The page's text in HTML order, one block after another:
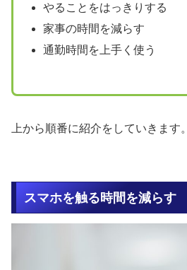
やることをはっきりする
家事の時間を減らす
通勤時間を上手く使う
上から順番に紹介をしていきます。
スマホを触る時間を減らす